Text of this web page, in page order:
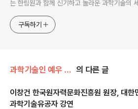
는 한림원과 함께 신기하고 놀라운 과학기술의
구독하기
과학기술인 예우 및 시상/과학기술유공자 예우 및 지원 의 다른 글
이창건 한국원자력문화진흥원 원장, 대한
과학기술유공자 강연